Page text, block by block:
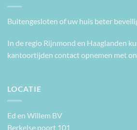
Buitengesloten of uw huis beter
In de regio Rijnmond en Haaglanden
kantoortijden contact opnemen met
LOCATIE
Ed en Willem BV
Berkelse poort 101